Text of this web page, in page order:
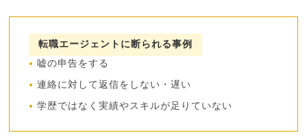
転職エージェントに断られる事例
嘘の申告をする
連絡に対して返信をしない・遅い
学歴ではなく実績やスキルが足りていない